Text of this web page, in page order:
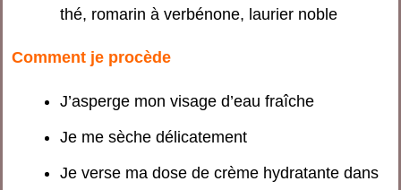
thé, romarin à verbénone, laurier noble
Comment je procède
J’asperge mon visage d’eau fraîche
Je me sèche délicatement
Je verse ma dose de crème hydratante dans